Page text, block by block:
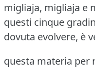
migliaja, migliaja e
questi cinque
dovuta evolvere, è
questa materia per